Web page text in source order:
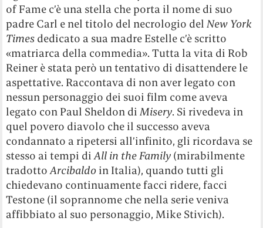
of Fame c’è una stella che porta il nome di suo
padre Carl e nel titolo del necrologio delNew York
Times dedicato a sua madre Estelle c’è scritto
«matriarca della commedia». Tutta la vita di Rob
Reiner è stata però un tentativo di disattendere le
aspettative. Raccontava di non aver legato con
nessun personaggio dei suoi film come aveva
legato con Paul Sheldon diMisery. Si rivedeva in
quel povero diavolo che il successo aveva
condannato a ripetersi all’infinito, gli ricordava se
stesso ai tempi diAll in the Family (mirabilmente
tradottoArcibaldo in Italia), quando tutti gli
chiedevano continuamente facci ridere, facci
Testone (il soprannome che nella serie veniva
affibbiato al suo personaggio, Mike Stivich).